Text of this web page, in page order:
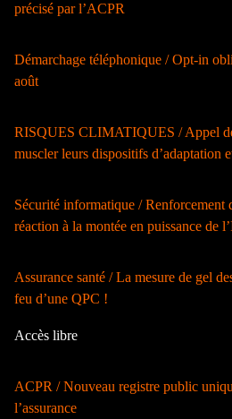
précisé par l’ACPR
Démarchage téléphonique / Opt-in
août
RISQUES CLIMATIQUES / Appel
muscler leurs dispositifs d’adaptation
Sécurité informatique / Renforcement
réaction à la montée en puissance de
Assurance santé / La mesure de gel
feu d’une QPC !
Accès libre
ACPR / Nouveau registre public
l’assurance